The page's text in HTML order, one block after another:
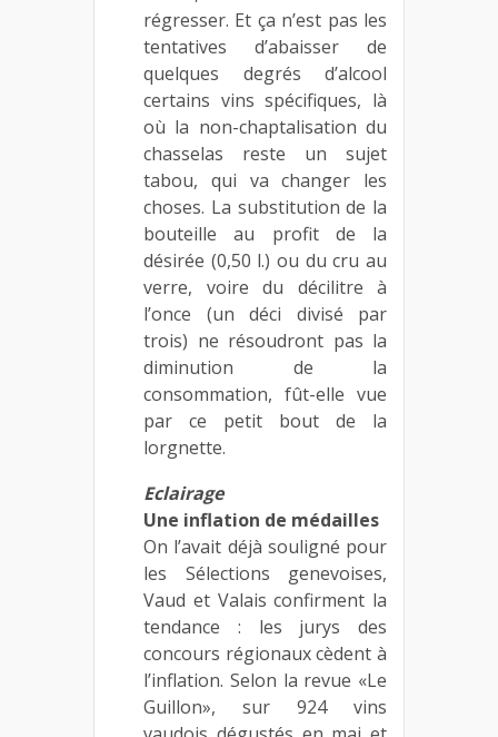
régresser. Et ça n’est pas les
tentatives d’abaisser de
quelques degrés d’alcool
certains vins spécifiques, là
où la non-chaptalisation du
chasselas reste un sujet
tabou, qui va changer les
choses. La substitution de la
bouteille au profit de la
désirée (0,50 l.) ou du cru au
verre, voire du décilitre à
l’once (un déci divisé par
trois) ne résoudront pas la
diminution de la
consommation, fût-elle vue
par ce petit bout de la
lorgnette.
Eclairage
Une inflation de médailles
On l’avait déjà souligné pour
les Sélections genevoises,
Vaud et Valais confirment la
tendance : les jurys des
concours régionaux cèdent à
l’inflation. Selon la revue «Le
Guillon», sur 924 vins